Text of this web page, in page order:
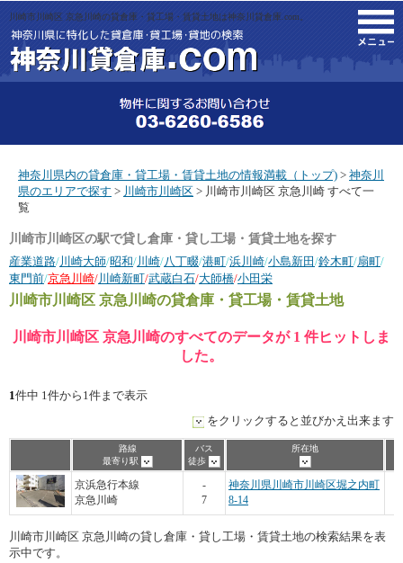
川崎市川崎区 京急川崎の貸倉庫・貸工場・賃貸土地は神奈川貸倉庫.com。
神奈川県内の貸倉庫・貸工場・賃貸土地の情報満載（トップ) > 神奈川
県のエリアで探す > 川崎市川崎区 > 川崎市川崎区 京急川崎 すべて一
覧
川崎市川崎区の駅で貸し倉庫・貸し工場・賃貸土地を探す
産業道路/川崎大師/昭和/川崎/八丁畷/港町/浜川崎/小島新田 /鈴木町/扇町/
東門前/京急川崎/川崎新町/武蔵白石/大師橋/小田栄
川崎市川崎区 京急川崎の貸倉庫・貸工場・賃貸土地
川崎市川崎区 京急川崎のすべてのデータが 1 件ヒットしま
した。
1件中 1件から1件まで表示
をクリックすると並びかえ出来ます
路線
最寄り駅
バス
徒歩
所在地
京浜急行本線
京急川崎
-
7
神奈川県川崎市川崎区堀之内町
8-14
川崎市川崎区 京急川崎の貸し倉庫・貸し工場・賃貸土地の検索結果を表
示中です。